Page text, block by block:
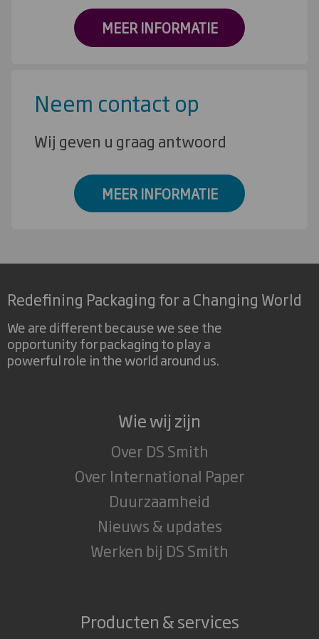
MEER INFORMATIE
Neem contact op
Wij geven u graag antwoord
MEER INFORMATIE
Redefining Packaging for a Changing World
We are different because we see the
opportunity for packaging to play a
powerful role in the world around us.
Wie wij zijn
Over DS Smith
Over International Paper
Duurzaamheid
Nieuws & updates
Werken bij DS Smith
Producten & services